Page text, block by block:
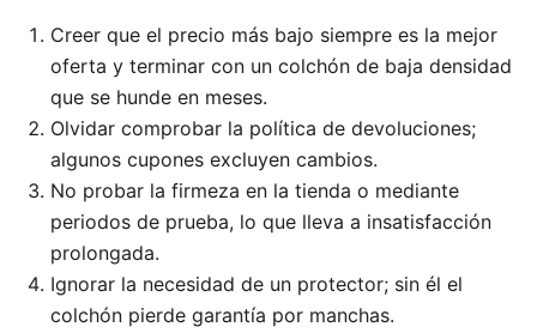
Creer que el precio más bajo siempre es la mejor
oferta y terminar con un colchón de baja densidad
que se hunde en meses.
Olvidar comprobar la política de devoluciones;
algunos cupones excluyen cambios.
No probar la firmeza en la tienda o mediante
periodos de prueba, lo que lleva a insatisfacción
prolongada.
Ignorar la necesidad de un protector; sin él el
colchón pierde garantía por manchas.